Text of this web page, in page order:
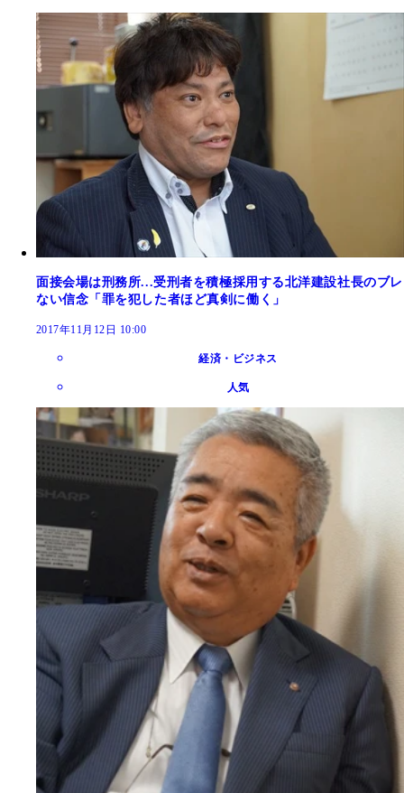
面接会場は刑務所...受刑者を積極採用する北洋建設社長のブレ
ない信念「罪を犯した者ほど真剣に働く」
2017年11月12日 10:00
経済・ビジネス
人気